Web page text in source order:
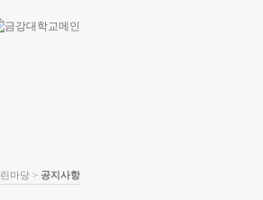
마당 > 공지사항